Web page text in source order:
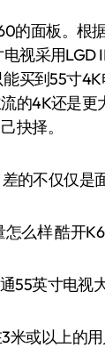
的面板。根
视采用LGD
买到55寸
的4K还是更
抉择。
的不仅仅是
55英寸电视
米或以上的